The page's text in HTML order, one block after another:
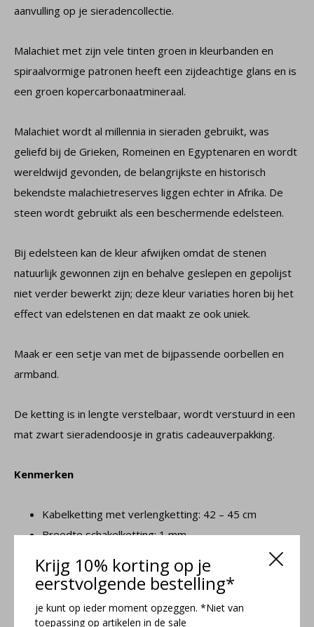
Krijg 10% korting op je
eerstvolgende bestelling*
je kunt op ieder moment opzeggen. *Niet van
toepassing op artikelen in de sale
aanvulling op je sieradencollectie.
Malachiet met zijn vele tinten groen in kleurbanden en
spiraalvormige patronen heeft een zijdeachtige glans en is
een groen kopercarbonaatmineraal.
Malachiet wordt al millennia in sieraden gebruikt, was
geliefd bij de Grieken, Romeinen en Egyptenaren en wordt
wereldwijd gevonden, de belangrijkste en historisch
bekendste malachietreserves liggen echter in Afrika. De
steen wordt gebruikt als een beschermende edelsteen.
Bij edelsteen kan de kleur afwijken omdat de stenen
natuurlijk gewonnen zijn en behalve geslepen en gepolijst
niet verder bewerkt zijn; deze kleur variaties horen bij het
effect van edelstenen en dat maakt ze ook uniek.
Maak er een setje van met de bijpassende oorbellen en
armband.
De ketting is in lengte verstelbaar, wordt verstuurd in een
mat zwart sieradendoosje in gratis cadeauverpakking.
Kenmerken
Kabelketting met verlengketting: 42 – 45 cm
Breedte schakelketting: 1 mm
Kleur steen: groen
Veerring slot sluiting
Materiaal: 925 zilver en malachiet